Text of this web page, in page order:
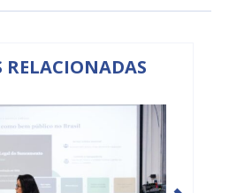
RELACIONADAS